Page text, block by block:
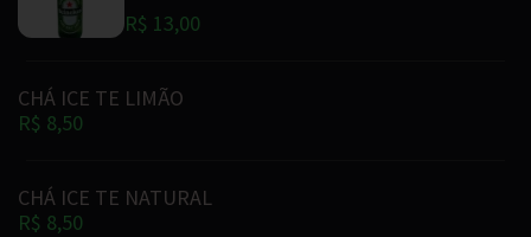
R$ 13,00
CHÁ ICE TE LIMÃO
R$ 8,50
CHÁ ICE TE NATURAL
R$ 8,50